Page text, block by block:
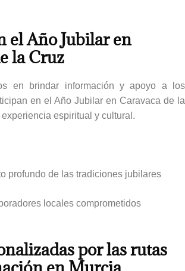
el Año Jubilar en
la Cruz​
en brindar información y apoyo a los
en el Año Jubilar en Caravaca de la
espiritual y cultural.
profundo de las tradiciones jubilares
locales comprometidos
por las rutas